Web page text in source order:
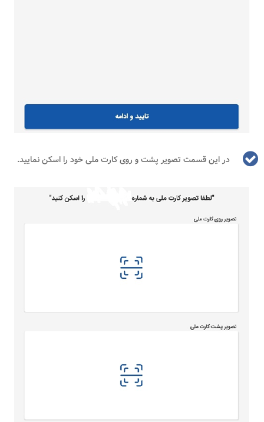
در این قسمت تصویر پشت و روی کارت ملی خود را اسکن نمایید.